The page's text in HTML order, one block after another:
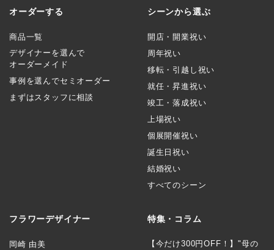
オーダーする
商品一覧
デザイナーを選んで
オーダーメイド
事例を選んでセミオーダー
まずはスタッフに相談
シーンから選ぶ
開店・開業祝い
周年祝い
移転・引越し祝い
就任・昇進祝い
竣工・落成祝い
上場祝い
個展開催祝い
誕生日祝い
結婚祝い
すべてのシーン
フラワーデザイナー
岡崎 由美
特集・コラム
【今だけ300円OFF！】"母の